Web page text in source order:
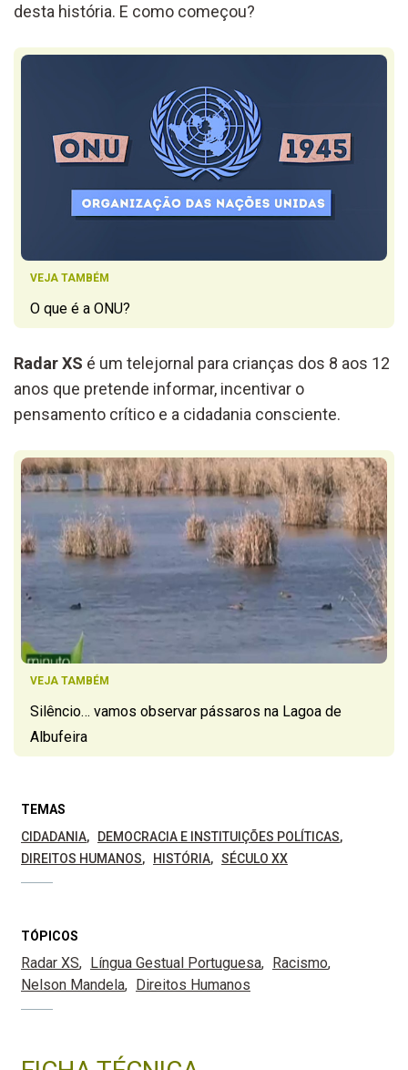
desta história. E como começou?
VEJA TAMBÉM
O que é a ONU?
Radar XS é um telejornal para crianças dos 8 aos 12
anos que pretende informar, incentivar o
pensamento crítico e a cidadania consciente.
VEJA TAMBÉM
Silêncio… vamos observar pássaros na Lagoa de
Albufeira
TEMAS
CIDADANIA
DEMOCRACIA E INSTITUIÇÕES POLÍTICAS
DIREITOS HUMANOS
HISTÓRIA SÉCULO XX
TÓPICOS
Radar XS Língua Gestual Portuguesa
Racismo
Nelson Mandela
Direitos Humanos